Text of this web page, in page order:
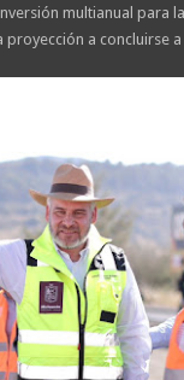
multianual para
a concluirse